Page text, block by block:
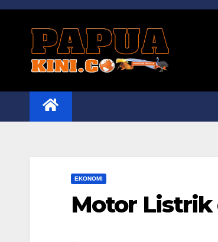
Skip
EKONOMI
Motor Listrik